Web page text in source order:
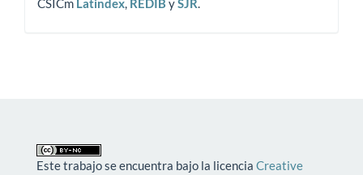
CSICm Latindex, REDIB ySJR.
Este trabajo se encuentra bajo la licencia Creative